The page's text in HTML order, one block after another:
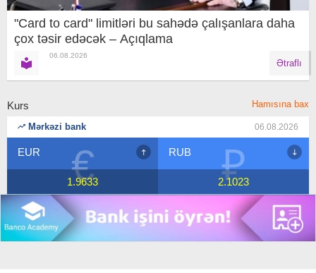
"Card to card" limitləri bu sahədə çalışanlara daha
çox təsir edəcək – Açıqlama
06.08.2026
Ətraflı
Kurs Hamısına bax
Mərkəzi bank 06.08.2026
₽
RUB
2.1023 $
USD
1.7